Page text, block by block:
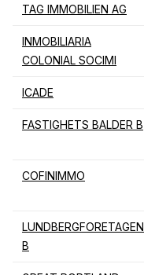
TAG IMMOBILIEN AG
INMOBILIARIA
COLONIAL SOCIMI
ICADE
FASTIGHETS BALDER B
COFINIMMO
LUNDBERGFORETAGEN
B